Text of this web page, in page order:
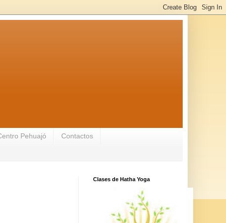
Pehuajó Contactos
Clases de Hatha Yoga